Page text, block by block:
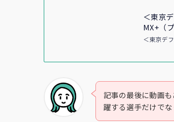
＜東京
MX+（プ
＜東京デ
記事の最後に動画
躍する選手だけで